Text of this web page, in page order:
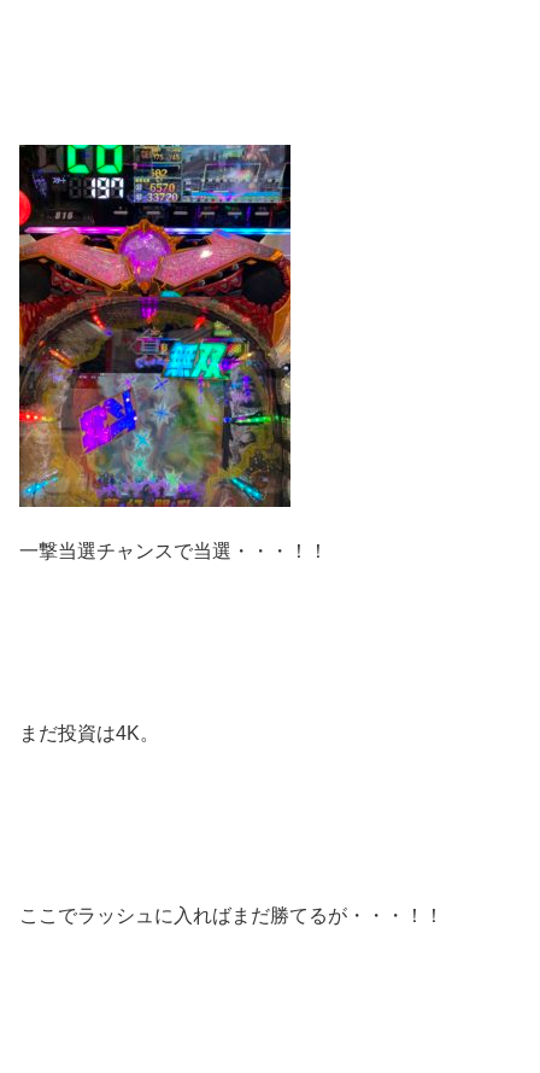
一撃当選チャンスで当選・・・！！
まだ投資は4K。
ここでラッシュに入ればまだ勝てるが・・・！！